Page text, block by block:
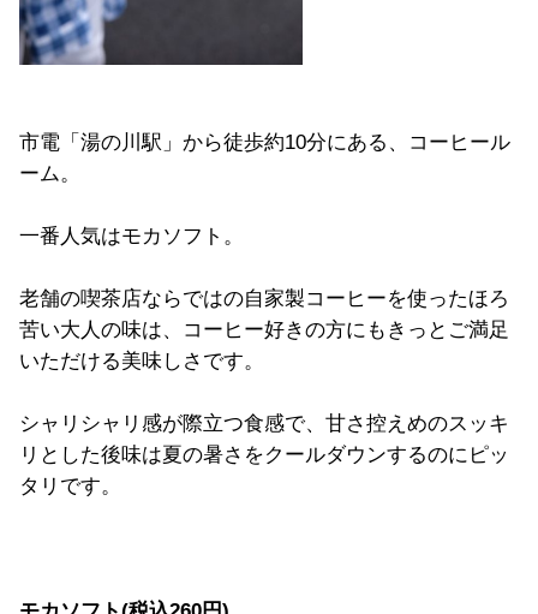
市電「湯の川駅」から徒歩約10分にある、コーヒール
ーム。
一番人気はモカソフト。
老舗の喫茶店ならではの自家製コーヒーを使ったほろ
苦い大人の味は、コーヒー好きの方にもきっとご満足
いただける美味しさです。
シャリシャリ感が際立つ食感で、甘さ控えめのスッキ
リとした後味は夏の暑さをクールダウンするのにピッ
タリです。